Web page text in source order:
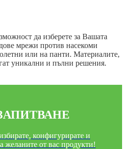
да изберете за Вашата
мрежи против насекоми
или на панти. Материалите,
уникални и пълни решения.
конфигурирате и
желаните от вас продукти!